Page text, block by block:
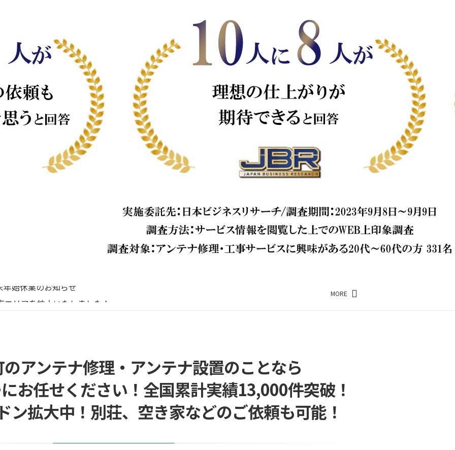
エリアを拡大いたしました！
MORE
アンテナ修理・アンテナ設置のことなら
お任せください！全国累計実績13,000件突破！
ン拡大中！別荘、空き家などのご依頼も可能！